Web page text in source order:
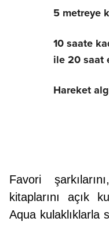
5 metreye
10 saate
ile 20 saat
Hareket
Favori
kitaplarını açık
Aqua kulaklıklarla